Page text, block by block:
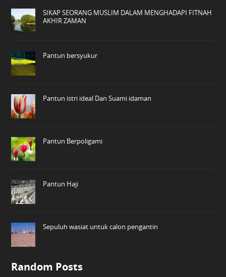
SIKAP SEORANG MUSLIM DALAM MENGHADAPI FITNAH
AKHIR ZAMAN
Pantun bersyukur
Pantun istri ideal Dan Suami idaman
Pantun Berpoligami
Pantun Haji
Sepuluh wasiat untuk calon pengantin
Random Posts